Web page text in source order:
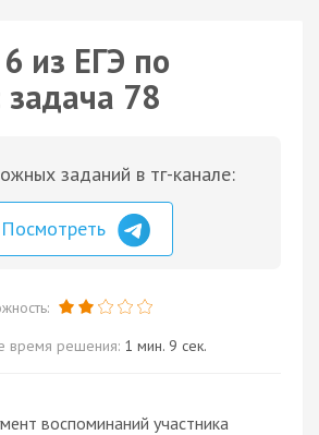
из ЕГЭ по
задача 78
заданий в тг-канале:
Посмотреть
время решения: 1 мин. 9 сек.
воспоминаний участника